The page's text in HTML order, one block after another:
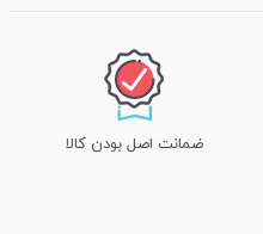
ضمانت اصل بودن کالا